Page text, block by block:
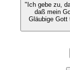
"Ich gebe zu,
daß mein Gott
Gläubige Gott